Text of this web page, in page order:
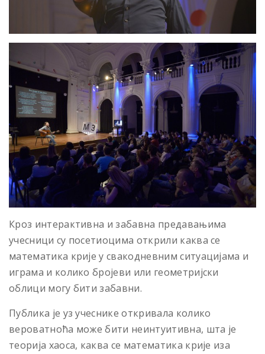
Кроз интерактивна и забавна предавањима
учесници су посетиоцима открили каква се
математика крије у свакодневним ситуацијама и
играма и колико бројеви или геометријски
облици могу бити забавни.
Публика је уз учеснике откривала колико
вероватноћа може бити неинтуитивна, шта је
теорија хаоса, каква се математика крије иза